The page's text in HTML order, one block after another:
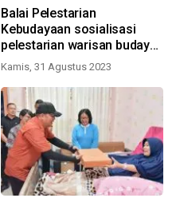
Balai Pelestarian
Kebudayaan sosialisasi
pelestarian warisan budaya
di Tapteng
Kamis, 31 Agustus 2023